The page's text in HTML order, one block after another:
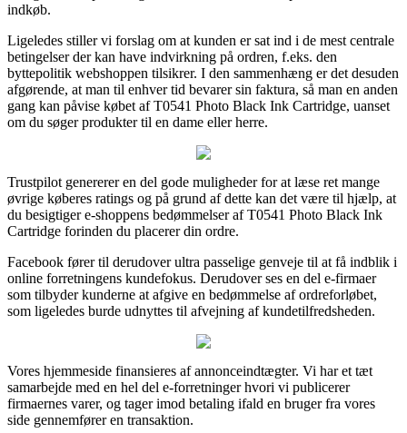
indkøb.
Ligeledes stiller vi forslag om at kunden er sat ind i de mest centrale
betingelser der kan have indvirkning på ordren, f.eks. den
byttepolitik webshoppen tilsikrer. I den sammenhæng er det desuden
afgørende, at man til enhver tid bevarer sin faktura, så man en anden
gang kan påvise købet af T0541 Photo Black Ink Cartridge, uanset
om du søger produkter til en dame eller herre.
Trustpilot genererer en del gode muligheder for at læse ret mange
øvrige køberes ratings og på grund af dette kan det være til hjælp, at
du besigtiger e-shoppens bedømmelser af T0541 Photo Black Ink
Cartridge forinden du placerer din ordre.
Facebook fører til derudover ultra passelige genveje til at få indblik i
online forretningens kundefokus. Derudover ses en del e-firmaer
som tilbyder kunderne at afgive en bedømmelse af ordreforløbet,
som ligeledes burde udnyttes til afvejning af kundetilfredsheden.
Vores hjemmeside finansieres af annonceindtægter. Vi har et tæt
samarbejde med en hel del e-forretninger hvori vi publicerer
firmaernes varer, og tager imod betaling ifald en bruger fra vores
side gennemfører en transaktion.